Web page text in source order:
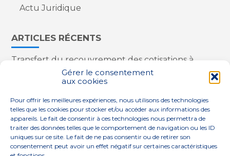
Gérer le consentement
aux cookies
Pour offrir les meilleures expériences, nous utilisons des technologies
telles que les cookies pour stocker et/ou accéder aux informations des
appareils. Le fait de consentir à ces technologies nous permettra de
traiter des données telles que le comportement de navigation ou les ID
uniques sur ce site. Le fait de ne pas consentir ou de retirer son
consentement peut avoir un effet négatif sur certaines caractéristiques
Actu Juridique
ARTICLES RÉCENTS
Transfert du recouvrement des cotisations à
l’Urssaf : des nouveautés
Appareils reconditionnés : annulation de la
Contrôle de la qualité de l’air dans les ERP
Industriels : le point sur les dernières évolutions
réglementaires